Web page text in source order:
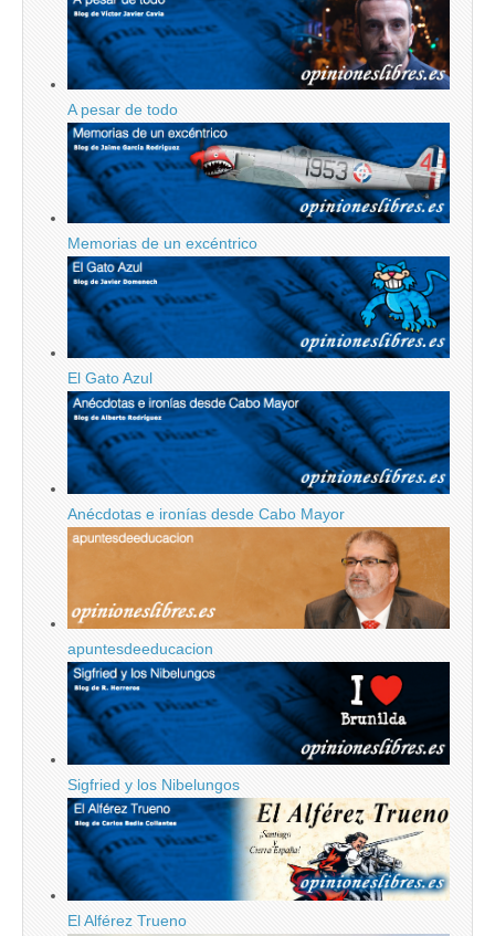
A pesar de todo
Memorias de un excéntrico
El Gato Azul
Anécdotas e ironías desde Cabo Mayor
apuntesdeeducacion
Sigfried y los Nibelungos
El Alférez Trueno